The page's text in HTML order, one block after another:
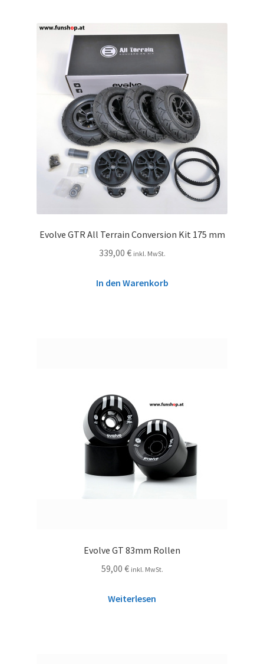
Evolve GTR All Terrain Conversion Kit 175 mm
339,00 € inkl. MwSt.
In den Warenkorb
Evolve GT 83mm Rollen
59,00 € inkl. MwSt.
Weiterlesen